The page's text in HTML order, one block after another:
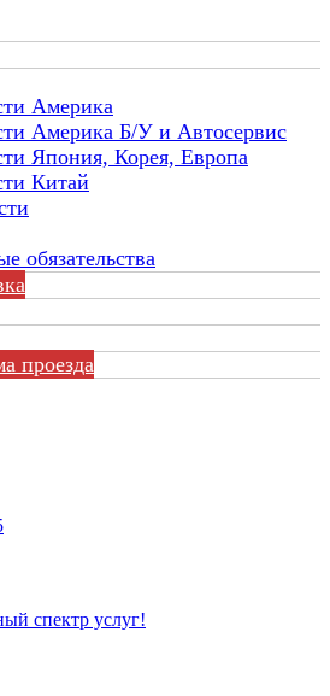
Америка
Америка Б/У и Автосервис
Япония, Корея, Европа
Китай
обязательства
проезда
спектр услуг!